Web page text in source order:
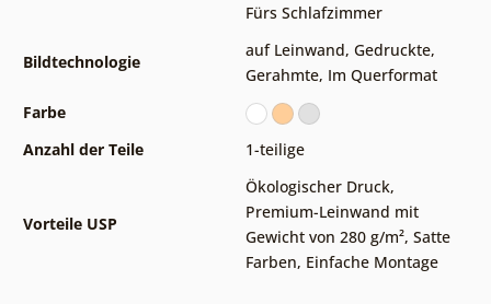
Fürs Schlafzimmer
Bildtechnologie
auf Leinwand, Gedruckte,
Gerahmte, Im Querformat
Farbe
Anzahl der Teile
1-teilige
Vorteile USP
Ökologischer Druck,
Premium-Leinwand mit
Gewicht von 280 g/m², Satte
Farben, Einfache Montage